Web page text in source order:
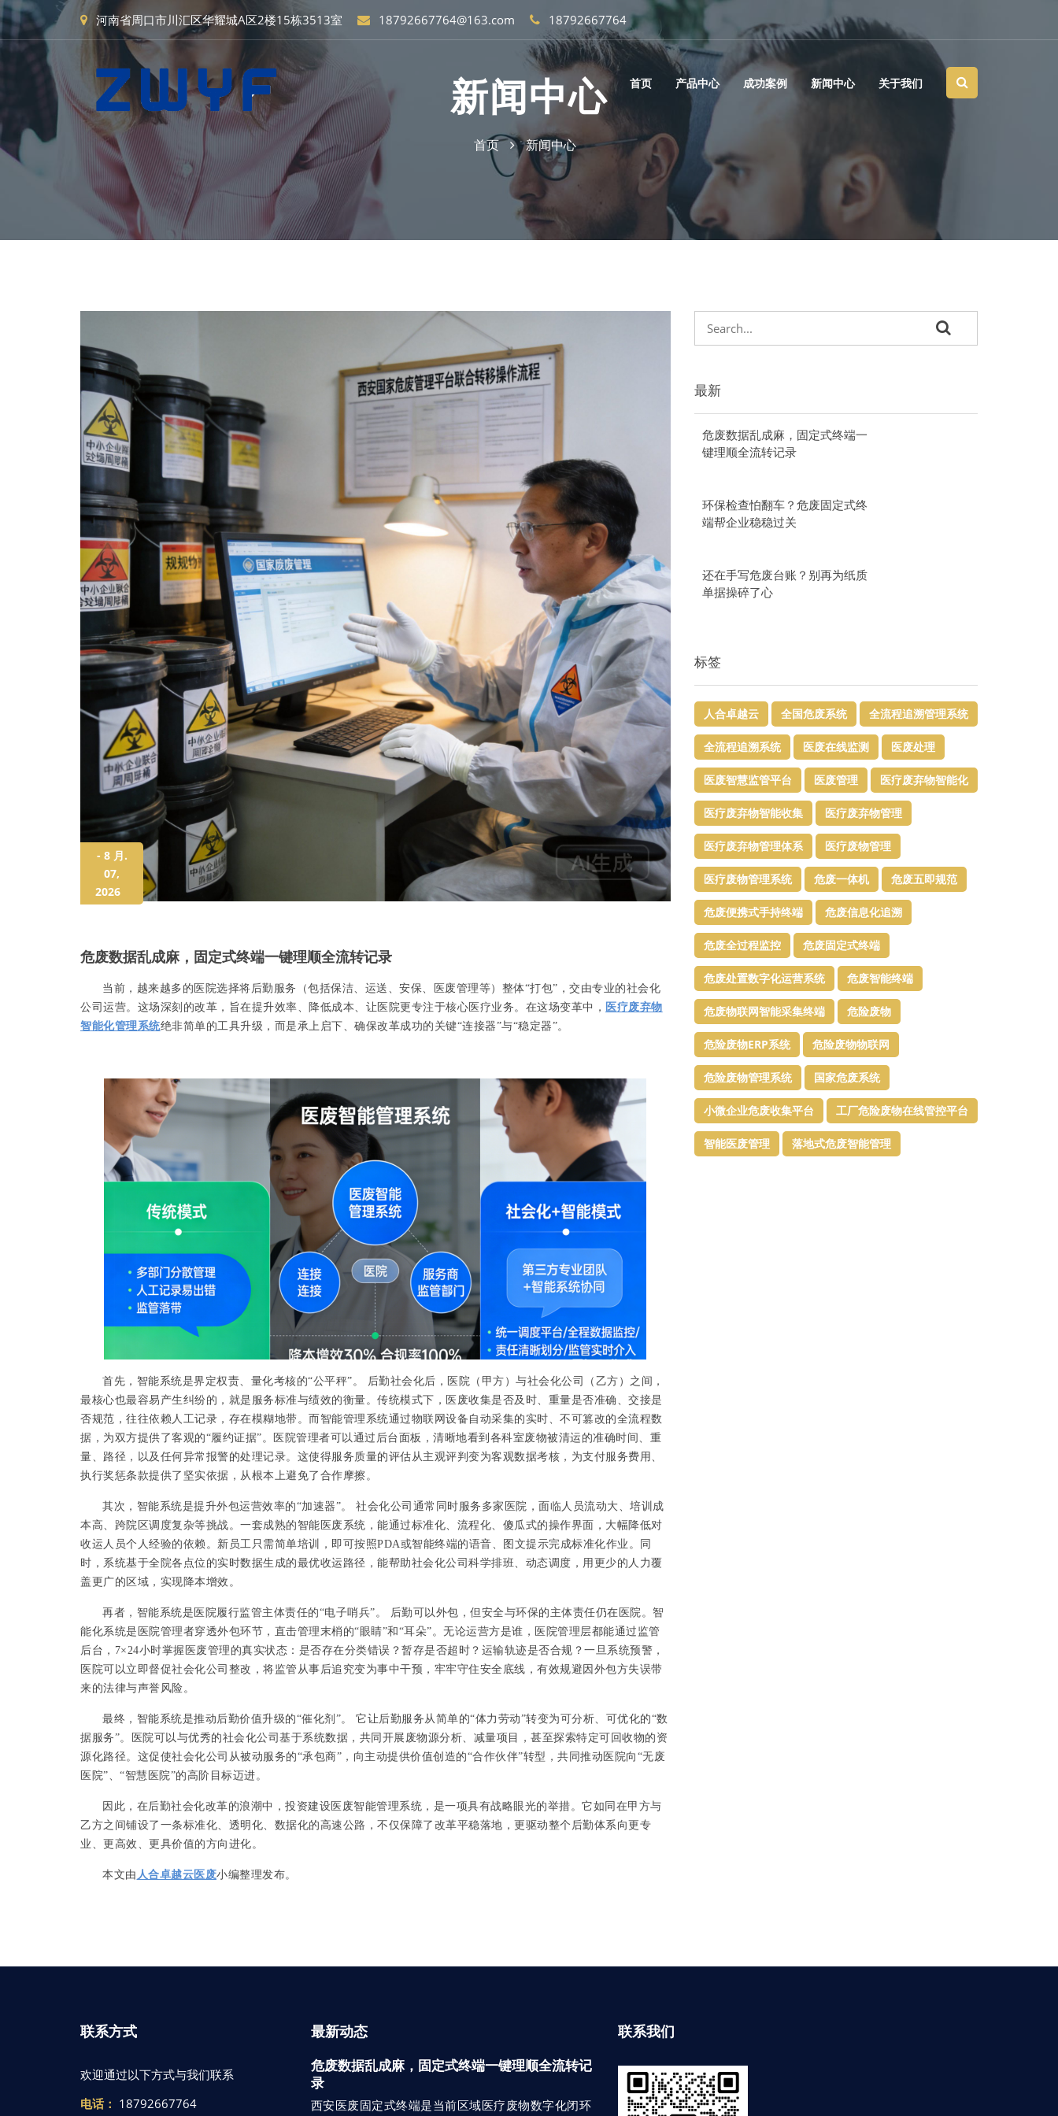
河南省周口市川汇区华耀城A区2楼15栋3513室 18792667764@163.com 18792667764
首页 产品中心 成功案例 新闻中心 关于我们
新闻中心
首页 新闻中心
- 8 月.
07,
2026
危废数据乱成麻，固定式终端一键理顺全流转记录
当前，越来越多的医院选择将后勤服务（包括保洁、运送、安保、医废管理等）整体“打包”，交由专业的社会化
公司运营。这场深刻的改革，旨在提升效率、降低成本、让医院更专注于核心医疗业务。在这场变革中， 医疗废弃物
智能化管理系统绝非简单的工具升级，而是承上启下、确保改革成功的关键“连接器”与“稳定器”。
首先，智能系统是界定权责、量化考核的“公平秤”。 后勤社会化后，医院（甲方）与社会化公司（乙方）之间，
最核心也最容易产生纠纷的，就是服务标准与绩效的衡量。传统模式下，医废收集是否及时、重量是否准确、交接是
否规范，往往依赖人工记录，存在模糊地带。而智能管理系统通过物联网设备自动采集的实时、不可篡改的全流程数
据，为双方提供了客观的“履约证据”。医院管理者可以通过后台面板，清晰地看到各科室废物被清运的准确时间、重
量、路径，以及任何异常报警的处理记录。这使得服务质量的评估从主观评判变为客观数据考核，为支付服务费用、
执行奖惩条款提供了坚实依据，从根本上避免了合作摩擦。
其次，智能系统是提升外包运营效率的“加速器”。 社会化公司通常同时服务多家医院，面临人员流动大、培训成
本高、跨院区调度复杂等挑战。一套成熟的智能医废系统，能通过标准化、流程化、傻瓜式的操作界面，大幅降低对
收运人员个人经验的依赖。新员工只需简单培训，即可按照PDA或智能终端的语音、图文提示完成标准化作业。同
时，系统基于全院各点位的实时数据生成的最优收运路径，能帮助社会化公司科学排班、动态调度，用更少的人力覆
盖更广的区域，实现降本增效。
再者，智能系统是医院履行监管主体责任的“电子哨兵”。 后勤可以外包，但安全与环保的主体责任仍在医院。智
能化系统是医院管理者穿透外包环节，直击管理末梢的“眼睛”和“耳朵”。无论运营方是谁，医院管理层都能通过监管
后台，7×24小时掌握医废管理的真实状态：是否存在分类错误？暂存是否超时？运输轨迹是否合规？一旦系统预警，
医院可以立即督促社会化公司整改，将监管从事后追究变为事中干预，牢牢守住安全底线，有效规避因外包方失误带
来的法律与声誉风险。
最终，智能系统是推动后勤价值升级的“催化剂”。 它让后勤服务从简单的“体力劳动”转变为可分析、可优化的“数
据服务”。医院可以与优秀的社会化公司基于系统数据，共同开展废物源分析、减量项目，甚至探索特定可回收物的资
源化路径。这促使社会化公司从被动服务的“承包商”，向主动提供价值创造的“合作伙伴”转型，共同推动医院向“无废
医院”、“智慧医院”的高阶目标迈进。
因此，在后勤社会化改革的浪潮中，投资建设医废智能管理系统，是一项具有战略眼光的举措。它如同在甲方与
乙方之间铺设了一条标准化、透明化、数据化的高速公路，不仅保障了改革平稳落地，更驱动整个后勤体系向更专
业、更高效、更具价值的方向进化。
本文由 人合卓越云医废小编整理发布。
最新
危废数据乱成麻，固定式终端一
键理顺全流转记录
环保检查怕翻车？危废固定式终
端帮企业稳稳过关
还在手写危废台账？别再为纸质
单据操碎了心
标签
人合卓越云 全国危废系统 全流程追溯管理系统
全流程追溯系统 医废在线监测 医废处理
医废智慧监管平台​ 医废管理 医疗废弃物智能化
医疗废弃物智能收集 医疗废弃物管理​
医疗废弃物管理体系 医疗废物管理
医疗废物管理系统 危废一体机 危废五即规范
危废便携式手持终端 危废信息化追溯
危废全过程监控 危废固定式终端
危废处置数字化运营系统 危废智能终端
危废物联网智能采集终端 危险废物
危险废物ERP系统 危险废物物联网
危险废物管理系统 国家危废系统
小微企业危废收集平台 工厂危险废物在线管控平台
智能医废管理 落地式危废智能管理
联系方式
欢迎通过以下方式与我们联系
电话： 18792667764
最新动态
危废数据乱成麻，固定式终端一键理顺全流转记
录
西安医废固定式终端是当前区域医疗废物数字化闭环
联系我们